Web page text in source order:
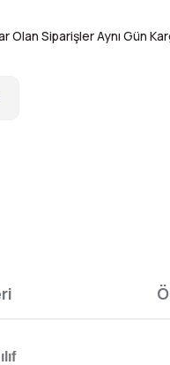
Olan Siparişler Aynı Gün